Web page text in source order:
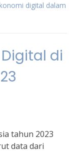
digital dalam
di
tahun 2023
data dari